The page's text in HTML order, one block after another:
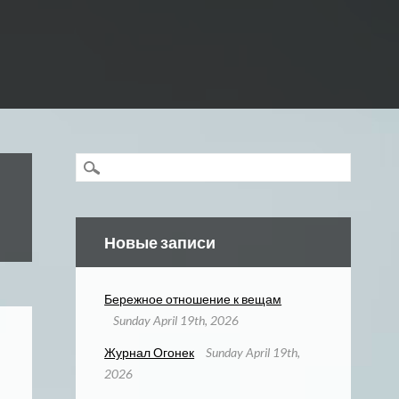
Новые записи
Бережное отношение к вещам
Sunday April 19th, 2026
Журнал Огонек
Sunday April 19th,
2026